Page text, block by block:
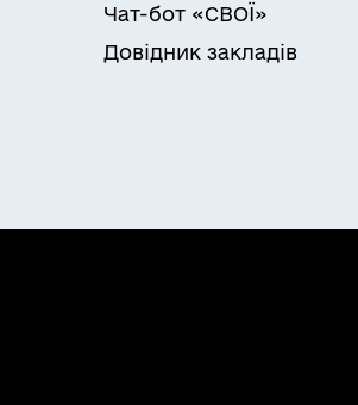
Чат-бот «СВОЇ»
Довідник закладів